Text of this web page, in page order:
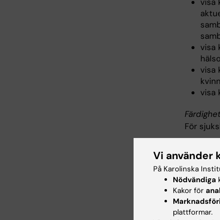
visa
visa
visa
För
visa
visa
och
Vi använder
På Karolinska
Nödvändiga
Kakor för
plattformar.